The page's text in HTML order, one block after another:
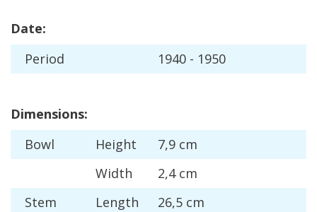
Date:
Period
1940 - 1950
Dimensions:
Bowl
Height 7,9 cm
Width
2,4 cm
Stem
Length 26,5 cm